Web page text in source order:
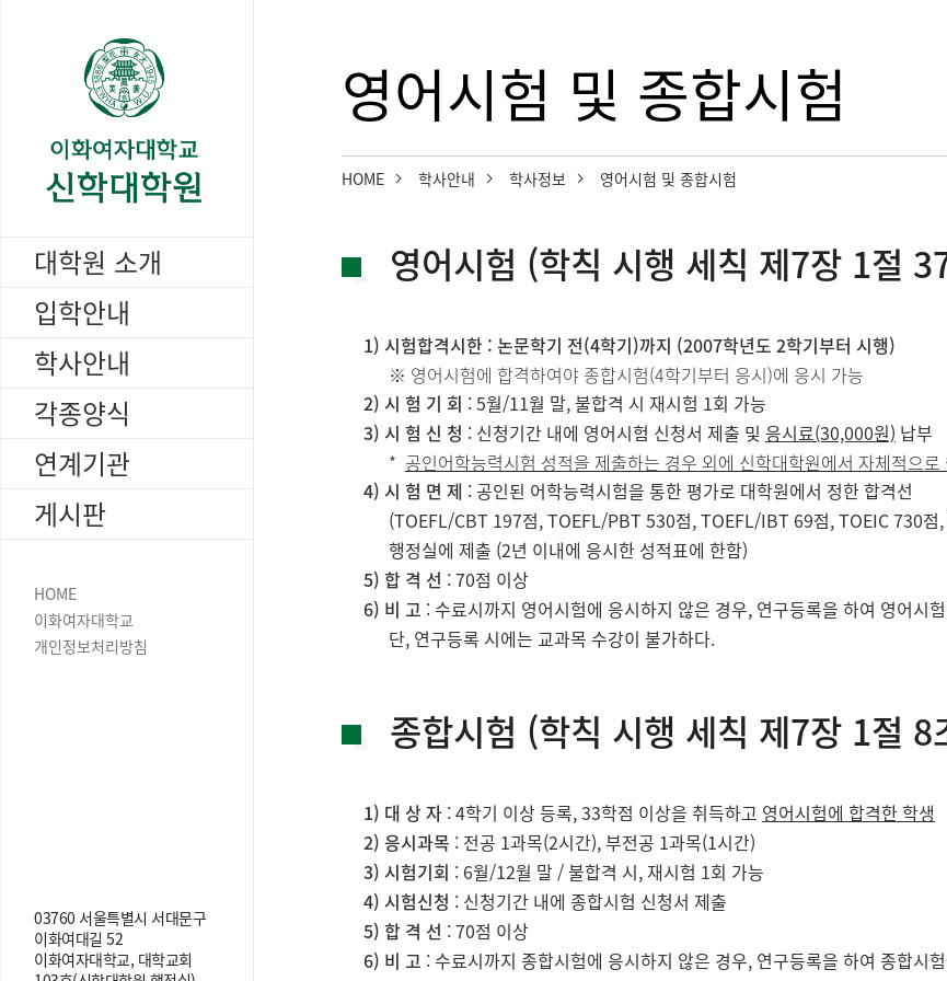
대학원 소개
입학안내
학사안내
각종양식
연계기관
게시판
HOME
이화여자대학교
개인정보처리방침
03760 서울특별시 서대문구
이화여대길 52
이화여자대학교, 대학교회
영어시험 및 종합시험
HOME 학사안내 학사정보 영어시험 및 종합시험
영어시험 (학칙 시행 세칙 제7장 1절
1) 시험합격시한 : 논문학기 전(4학기)까지 (2007학년도 2학기부터 시행)
영어시험에 합격하여야 종합시험(4학기부터 응시)에 응시 가능
2) 시 험 기 회 : 5월/11월 말, 불합격 시 재시험 1회 가능
3) 시 험 신 청 : 신청기간 내에 영어시험 신청서 제출 및 응시료(30,000원) 납부
공인어학능력시험 성적을 제출하는 경우 외에 신학대학원에서 자체적으
4) 시 험 면 제 : 공인된 어학능력시험을 통한 평가로 대학원에서 정한 합격선
(TOEFL/CBT 197점, TOEFL/PBT 530점, TOEFL/IBT 69점, TOEIC 730점
행정실에 제출 (2년 이내에 응시한 성적표에 한함)
5) 합 격 선 : 70점 이상
6) 비 고 : 수료시까지 영어시험에 응시하지 않은 경우, 연구등록을 하여 영어시
단, 연구등록 시에는 교과목 수강이 불가하다.
종합시험 (학칙 시행 세칙 제7장 1절 8
1) 대 상 자 : 4학기 이상 등록, 33학점 이상을 취득하고 영어시험에 합격한 학생
2) 응시과목 : 전공 1과목(2시간), 부전공 1과목(1시간)
3) 시험기회 : 6월/12월 말 / 불합격 시, 재시험 1회 가능
4) 시험신청 : 신청기간 내에 종합시험 신청서 제출
5) 합 격 선 : 70점 이상
6) 비 고 : 수료시까지 종합시험에 응시하지 않은 경우, 연구등록을 하여 종합시